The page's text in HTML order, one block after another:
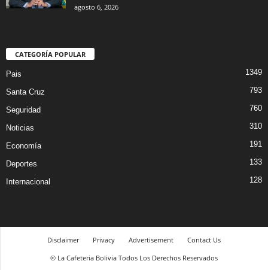
agosto 6, 2026
CATEGORÍA POPULAR
Pais 1349
Santa Cruz 793
Seguridad 760
Noticias 310
Economía 191
Deportes 133
Internacional 128
Disclaimer Privacy Advertisement
Contact Us
© La Cafeteria Bolivia Todos Los Derechos Reservados